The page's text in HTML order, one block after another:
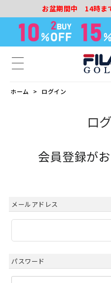
お盆期間中 14時ま
ホーム ログイン
ロ
会員登録が
メールアドレス
パスワード